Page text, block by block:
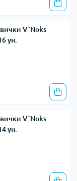
V`Noks
ун.
V`Noks
ун.